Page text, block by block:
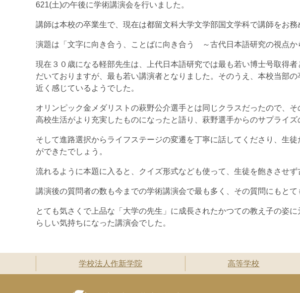
621(土)の午後に学術講演会を行いました。
講師は本校の卒業生で、現在は都留文科大学文学部国文学科で講師をお務
演題は「文字に向き合う、ことばに向き合う ～古代日本語研究の視点か
現在３０歳になる軽部先生は、上代日本語研究では最も若い博士号取得
だいておりますが、最も若い講演者となりました。そのうえ、本校当部
近く感じているようでした。
オリンピック金メダリストの萩野公介選手とは同じクラスだったので、
高校生活がより充実したものになったと語り、萩野選手からのサプライズ
そして進路選択からライフステージの変遷を丁寧に話してくださり、生
ができたでしょう。
流れるように本題に入ると、クイズ形式なども使って、生徒を飽きさせず
講演後の質問者の数も今までの学術講演会で最も多く、その質問にもとて
とても気さくで上品な「大学の先生」に成長されたかつての教え子の姿
らしい気持ちになった講演会でした。
学校法人作新学院 高等学校